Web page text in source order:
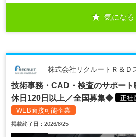
気になる
株式会社リクルートＲ＆Ｄ
技術事務・CAD・検査のサポー
休日120日以上／全国募集◆
正社
WEB面接可能企業
掲載終了日：2026/8/25